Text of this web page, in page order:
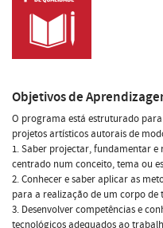
Objetivos de
O programa está estruturado
projetos artísticos autorais de
1. Saber projectar, fundamentar
centrado num conceito, tema ou
2. Conhecer e saber aplicar as
para a realização de um corpo
3. Desenvolver competências e
tecnológicos adequados ao